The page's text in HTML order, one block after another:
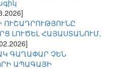
ՈՒՇԱԴՐՈՒԹՅՈՒՆԸ
ԼՈՒԾԵԼ ՀԱՅԱՍՏԱՆՈՒՄ,
ԳԱՂԱՓԱՐ ՉԵՆ
ԱՊԱԳԱՅԻ